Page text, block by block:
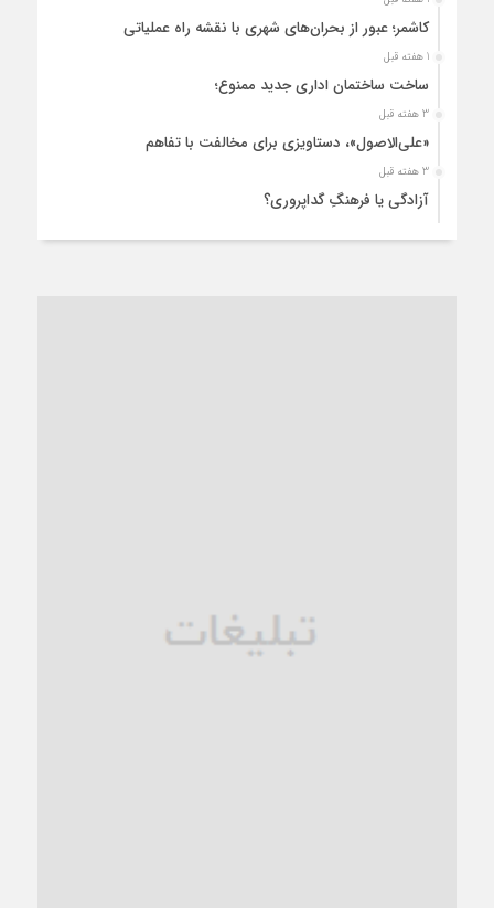
کاشمر؛ عبور از بحران‌های شهری با نقشه راه عملیاتی
1 هفته قبل
ساخت ساختمان اداری جدید ممنوع؛
3 هفته قبل
«علی‌الاصول»، دستاویزی برای مخالفت با تفاهم
3 هفته قبل
آزادگی یا فرهنگِ گداپروری؟
ترجیح عقلانیت ایرانی بر دیدگاه‌های آخرالزمانی